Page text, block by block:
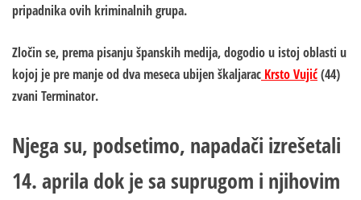
pripadnika ovih kriminalnih grupa.
Zločin se, prema pisanju španskih medija, dogodio u istoj oblasti u
kojoj je pre manje od dva meseca ubijen škaljarac Krsto Vujić(44)
zvani Terminator.
Njega su, podsetimo, napadači izrešetali
14. aprila dok je sa suprugom i njihovim